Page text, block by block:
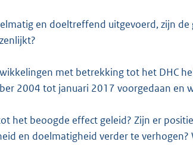
en doeltreffend uitgevoerd, zijn
met betrekking tot het DHC
2004 tot januari 2017 voorgedaan en
het beoogde effect geleid? Zijn er
en doelmatigheid verder te verhogen?